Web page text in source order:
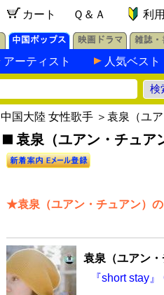
カート Ｑ＆Ａ 利
アーティスト 人気ベスト
中国大陸 女性歌手 ＞袁泉（ユ
袁泉（ユアン・チュア
★袁泉（ユアン・チュアン）
袁泉（ユアン・
『short stay